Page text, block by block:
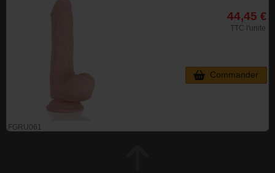
FGRU061
44,45 €
TTC l'unite
Commander